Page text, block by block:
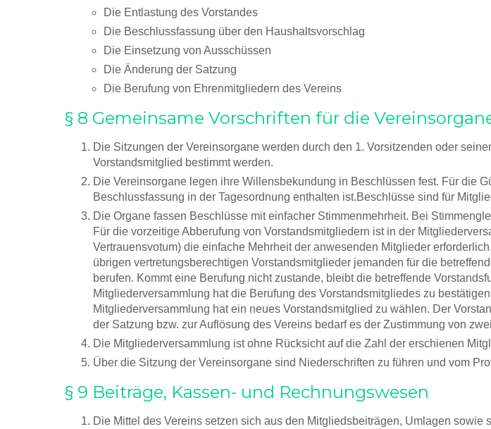
Die Entlastung des Vorstandes
Die Beschlussfassung über den Haushaltsvorschlag
Die Einsetzung von Ausschüssen
Die Änderung der Satzung
Die Berufung von Ehrenmitgliedern des Vereins
§ 8 Gemeinsame Vorschriften für die
Die Sitzungen der Vereinsorgane werden durch den 1. Vorsitzenden oder
Vorstandsmitglied bestimmt werden.
Die Vereinsorgane legen ihre Willensbekundung in Beschlüssen fest. Für die
Beschlussfassung in der Tagesordnung enthalten ist.Beschlüsse sind für
Die Organe fassen Beschlüsse mit einfacher Stimmenmehrheit. Bei
Für die vorzeitige Abberufung von Vorstandsmitgliedern ist in der
Vertrauensvotum) die einfache Mehrheit der anwesenden Mitglieder
übrigen vertretungsberechtigen Vorstandsmitglieder jemanden für die
berufen. Kommt eine Berufung nicht zustande, bleibt die betreffende
Mitgliederversammlung hat die Berufung des Vorstandsmitgliedes zu
Mitgliederversammlung hat ein neues Vorstandsmitglied zu wählen. Der
der Satzung bzw. zur Auflösung des Vereins bedarf es der Zustimmung von
Die Mitgliederversammlung ist ohne Rücksicht auf die Zahl der erschienen
Über die Sitzung der Vereinsorgane sind Niederschriften zu führen und vom
§ 9 Beiträge, Kassen- und Rechnungswesen
Die Mittel des Vereins setzen sich aus den Mitgliedsbeiträgen, Umlagen sowie